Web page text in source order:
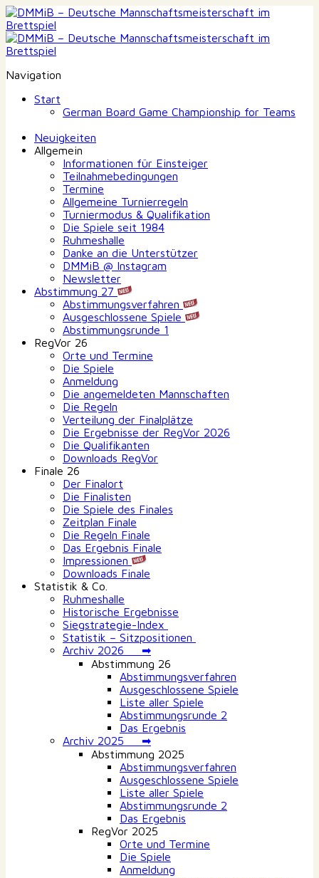
Navigation
Start
German Board Game Championship for Teams
Neuigkeiten
Allgemein
Informationen für Einsteiger
Teilnahmebedingungen
Termine
Allgemeine Turnierregeln
Turniermodus & Qualifikation
Die Spiele seit 1984
Ruhmeshalle
Danke an die Unterstützer
DMMiB @ Instagram
Newsletter
Abstimmung 27
Abstimmungsverfahren
Ausgeschlossene Spiele
Abstimmungsrunde 1
RegVor 26
Orte und Termine
Die Spiele
Anmeldung
Die angemeldeten Mannschaften
Die Regeln
Verteilung der Finalplätze
Die Ergebnisse der RegVor 2026
Die Qualifikanten
Downloads RegVor
Finale 26
Der Finalort
Die Finalisten
Die Spiele des Finales
Zeitplan Finale
Die Regeln Finale
Das Ergebnis Finale
Impressionen
Downloads Finale
Statistik & Co.
Ruhmeshalle
Historische Ergebnisse
Siegstrategie-Index
Statistik – Sitzpositionen
Archiv 2026 ➡
Abstimmung 26
Abstimmungsverfahren
Ausgeschlossene Spiele
Liste aller Spiele
Abstimmungsrunde 2
Das Ergebnis
Archiv 2025 ➡
Abstimmung 2025
Abstimmungsverfahren
Ausgeschlossene Spiele
Liste aller Spiele
Abstimmungsrunde 2
Das Ergebnis
RegVor 2025
Orte und Termine
Die Spiele
Anmeldung